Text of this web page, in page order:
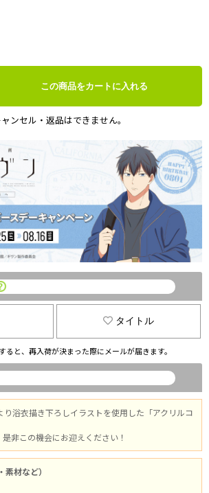
この商品をカートに入れる
ンセル・返品はできません。
タイトル
と、再入荷が決まった際にメールが届きます。
り浴衣描き下ろしイラストを使用した「アクリルコ
非この機会にお迎えください！
材など）